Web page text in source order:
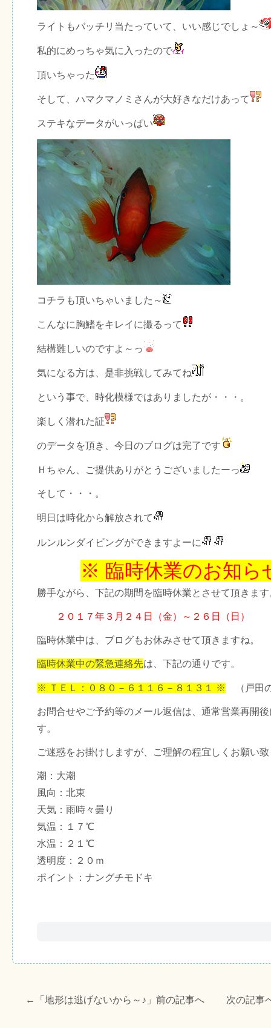
ライトもバッチリ当たっていて、いい感じでしょ～
私的にめっちゃ気に入ったので
頂いちゃった
そして、ハマクマノミさんが大好きなだけあって
ステキなデータがいっぱい
コチラも頂いちゃいました～
こんなに胸鰭をキレイに撮るって
結構難しいのですよ～っ
気になる方は、是非挑戦してみてね
という事で、時化模様ではありましたが・・・。
楽しく潜れた証
のデータを頂き、今日のブログは完了です
Ｈちゃん、ご提供ありがとうございましたーっ
そして・・・。
明日は時化から解放されて
ルンルンダイビングができますよーに
※ 臨時休業のお知
勝手ながら、下記の期間を臨時休業とさせて頂きます
２０１７年３月２４日（金）～２６日（日）
臨時休業中は、ブログもお休みさせて頂きますね。
臨時休業中の緊急連絡先は、下記の通りです。
※ ＴＥＬ：０８０－６１１６－８１３１ ※ （戸田
お問合せやご予約等のメール返信は、通常営業再開
す。
ご迷惑をお掛けしますが、ご理解の程宜しくお願い
潮：大潮
風向：北東
天気：雨時々曇り
気温：１７℃
水温：２１℃
透明度：２０ｍ
ポイント：ナングチモドキ
←「 地形は逃げないから～♪ 」前の記事へ 次の記事